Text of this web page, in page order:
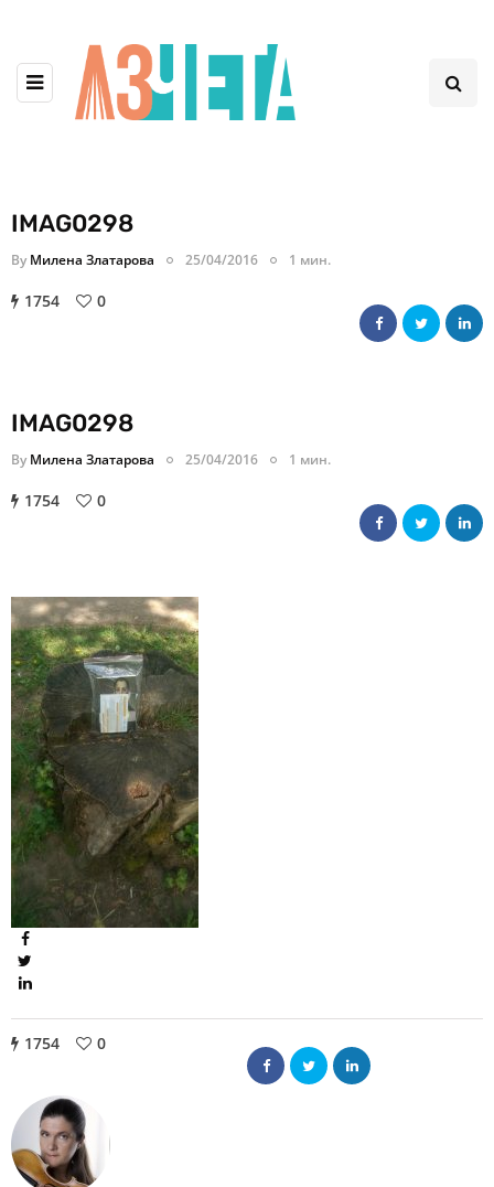
IMAG0298
By Милена Златарова 25/04/2016 1 мин.
1754 0
IMAG0298
By Милена Златарова 25/04/2016 1 мин.
1754 0
1754 0